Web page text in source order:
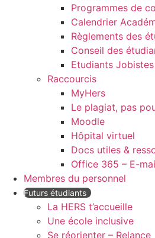
Programmes de
Calendrier
Règlements des
Conseil des
Etudiants Jobistes
Raccourcis
MyHers
Le plagiat, pas
Moodle
Hôpital virtuel
Docs utiles &
Office 365 – E-
Membres du personnel
Futurs étudiants
La HERS t’accueille
Une école inclusive
Se réorienter – Relance